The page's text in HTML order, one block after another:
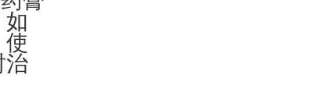
如
使
治